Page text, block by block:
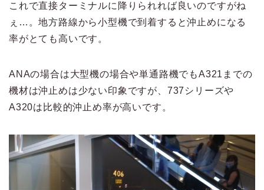
これで直接ターミナルに降りられれば良いのですがね
ぇ…。地方路線から小型機で到着すると沖止めになる
率がとても高いです。
ANAの場合は大型機の場合や単通路機でもA321までの
機材は沖止めは少ない印象ですが、737シリーズや
A320は比較的沖止め率が高いです。